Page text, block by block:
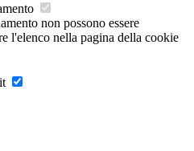
non possono essere
l'elenco nella pagina della cookie